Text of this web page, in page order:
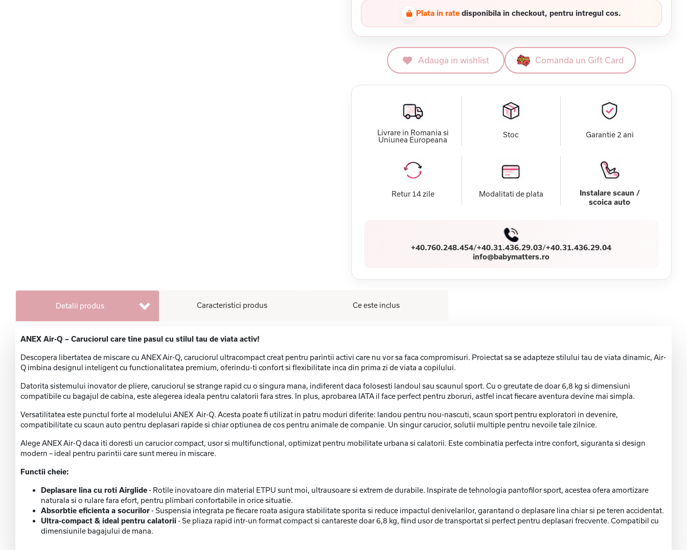
Plata in rate disponibila in checkout, pentru intregul cos.
Adauga in wishlist Comanda un Gift Card
Livrare in Romania si
Uniunea Europeana
Stoc Garantie 2 ani
Retur 14 zile Modalitati de plata
Instalare scaun /
scoica auto
+40.760.248.454/+40.31.436.29.03/+40.31.436.29.04
info@babymatters.ro
Detalii produs Caracteristici produs Ce este inclus
ANEX Air-Q – Caruciorul care tine pasul cu stilul tau de viata activ!
Descopera libertatea de miscare cu ANEX Air-Q, caruciorul ultracompact creat pentru parintii activi care nu vor sa faca compromisuri. Proiectat sa se adapteze stilului tau de viata dinamic, Air-
Q imbina designul inteligent cu functionalitatea premium, oferindu-ti confort si flexibilitate inca din prima zi de viata a copilului.
Datorita sistemului inovator de pliere, caruciorul se strange rapid cu o singura mana, indiferent daca folosesti landoul sau scaunul sport. Cu o greutate de doar 6,8 kg si dimensiuni
compatibile cu bagajul de cabina, este alegerea ideala pentru calatorii fara stres. In plus, aprobarea IATA il face perfect pentru zboruri, astfel incat fiecare aventura devine mai simpla.
Versatilitatea este punctul forte al modelului ANEX Air-Q. Acesta poate fi utilizat in patru moduri diferite: landou pentru nou-nascuti, scaun sport pentru exploratori in devenire,
compatibilitate cu scaun auto pentru deplasari rapide si chiar optiunea de cos pentru animale de companie. Un singur carucior, solutii multiple pentru nevoile tale zilnice.
Alege ANEX Air-Q daca iti doresti un carucior compact, usor si multifunctional, optimizat pentru mobilitate urbana si calatorii. Este combinatia perfecta intre confort, siguranta si design
modern – ideal pentru parintii care sunt mereu in miscare.
Functii cheie:
Deplasare lina cu roti Airglide- Rotile inovatoare din material ETPU sunt moi, ultrausoare si extrem de durabile. Inspirate de tehnologia pantofilor sport, acestea ofera amortizare
naturala si o rulare fara efort, pentru plimbari confortabile in orice situatie.
Absorbtie eficienta a socurilor- Suspensia integrata pe fiecare roata asigura stabilitate sporita si reduce impactul denivelarilor, garantand o deplasare lina chiar si pe teren accidentat.
Ultra-compact & ideal pentru calatorii- Se pliaza rapid intr-un format compact si cantareste doar 6,8 kg, fiind usor de transportat si perfect pentru deplasari frecvente. Compatibil cu
dimensiunile bagajului de mana.